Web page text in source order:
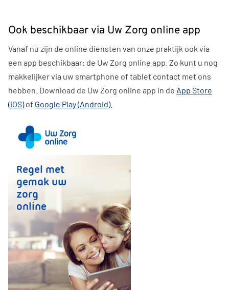
Ook beschikbaar via Uw Zorg online app
Vanaf nu zijn de online diensten van onze praktijk ook via
een app beschikbaar: de Uw Zorg online app. Zo kunt u nog
makkelijker via uw smartphone of tablet contact met ons
hebben. Download de Uw Zorg online app in de App Store
(iOS)of Google Play (Android).
Regel met
gemak uw
zorg
online